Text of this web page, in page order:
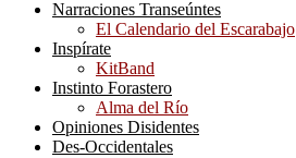
Narraciones Transeúntes
El Calendario del Escarabajo
Inspírate
KitBand
Instinto Forastero
Alma del Río
Opiniones Disidentes
Des-Occidentales